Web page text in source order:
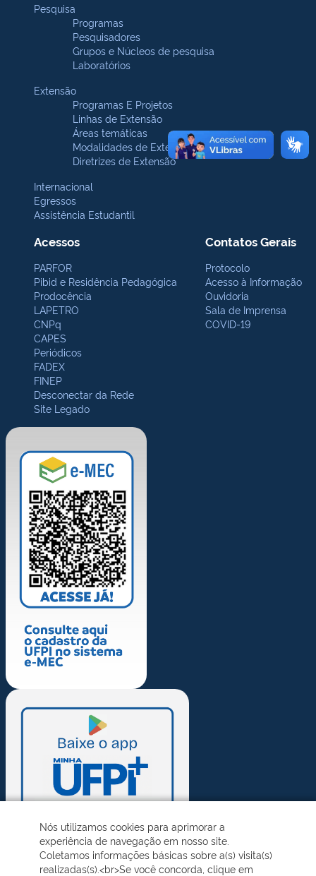
Pesquisa
Programas
Pesquisadores
Grupos e Núcleos de pesquisa
Laboratórios
Extensão
Programas E Projetos
Linhas de Extensão
Áreas temáticas
Modalidades de Extensão
Diretrizes de Extensão
Internacional
Egressos
Assistência Estudantil
Acessos
PARFOR
Pibid e Residência Pedagógica
Prodocência
LAPETRO
CNPq
CAPES
Periódicos
FADEX
FINEP
Desconectar da Rede
Site Legado
Contatos Gerais
Protocolo
Acesso à Informação
Ouvidoria
Sala de Imprensa
COVID-19
Nós utilizamos cookies para aprimorar a
experiência de navegação em nosso site.
Coletamos informações básicas sobre a(s) visita(s)
realizadas(s).<br>Se você concorda, clique em